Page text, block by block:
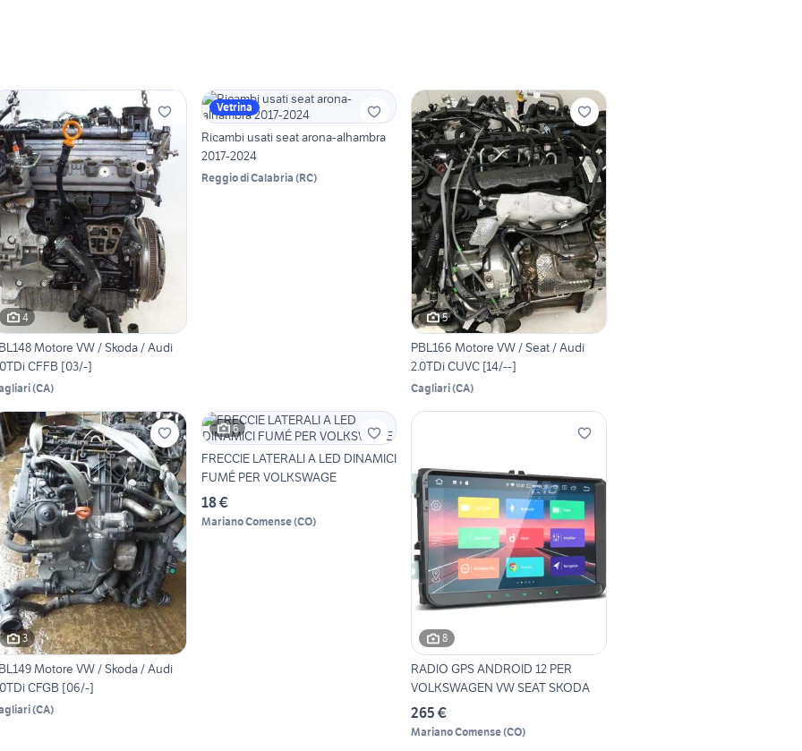
4
Motore VW / Skoda / Audi
CFFB [03/-]
(CA)
Vetrina
Ricambi usati seat arona-alhambra
2017-2024
Reggio di Calabria (RC)
5
PBL166 Motore VW / Seat / Audi
2.0TDi CUVC [14/--]
Cagliari(CA)
3
Motore VW / Skoda / Audi
CFGB [06/-]
(CA)
6
FRECCIE LATERALI A LED DINAMICI
FUMÉ PER VOLKSWAGE
18 €
Mariano Comense(CO)
8
RADIO GPS ANDROID 12 PER
VOLKSWAGEN VW SEAT SKODA
265 €
Mariano Comense(CO)